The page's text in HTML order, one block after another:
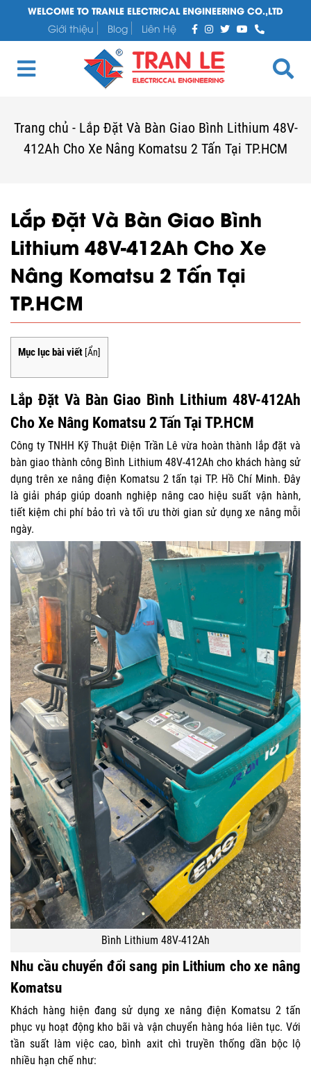
WELCOME TO TRANLE ELECTRICAL ENGINEERING CO.,LTD
Giới thiệu
Blog Liên Hệ
Trang chủ - Lắp Đặt Và Bàn Giao Bình Lithium 48V-
412Ah Cho Xe Nâng Komatsu 2 Tấn Tại TP.HCM
Lắp Đặt Và Bàn Giao Bình
Lithium 48V-412Ah Cho Xe
Nâng Komatsu 2 Tấn Tại
TP.HCM
Mục lục bài viết [Ẩn]
Lắp Đặt Và Bàn Giao Bình Lithium 48V-412Ah
Cho Xe Nâng Komatsu 2 Tấn Tại TP.HCM
Công ty TNHH Kỹ Thuật Điện Trần Lê vừa hoàn thành lắp đặt và
bàn giao thành công Bình Lithium 48V-412Ah cho khách hàng sử
dụng trên xe nâng điện Komatsu 2 tấn tại TP. Hồ Chí Minh. Đây
là giải pháp giúp doanh nghiệp nâng cao hiệu suất vận hành,
tiết kiệm chi phí bảo trì và tối ưu thời gian sử dụng xe nâng mỗi
ngày.
Bình Lithium 48V-412Ah
Nhu cầu chuyển đổi sang pin Lithium cho xe nâng
Komatsu
Khách hàng hiện đang sử dụng xe nâng điện Komatsu 2 tấn
phục vụ hoạt động kho bãi và vận chuyển hàng hóa liên tục. Với
tần suất làm việc cao, bình axit chì truyền thống dần bộc lộ
nhiều hạn chế như: